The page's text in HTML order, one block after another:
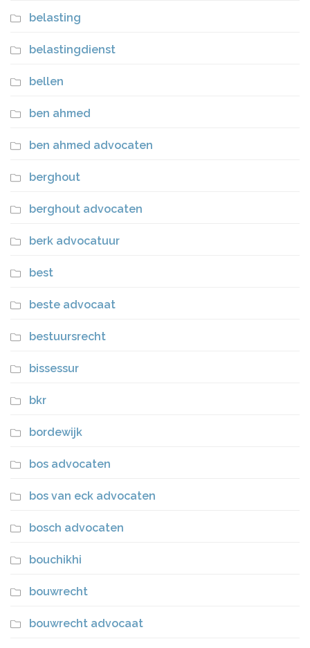
belasting
belastingdienst
bellen
ben ahmed
ben ahmed advocaten
berghout
berghout advocaten
berk advocatuur
best
beste advocaat
bestuursrecht
bissessur
bkr
bordewijk
bos advocaten
bos van eck advocaten
bosch advocaten
bouchikhi
bouwrecht
bouwrecht advocaat